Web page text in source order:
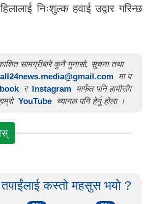
निःशुल्क हवाई उद्वार गरिन्छ
सामग्रीबारे कुनै गुनासो, सुचना तथा
मा प
र Instagram
मार्फत पनि हामीसँग
YouTube च्यानल पनि हेर्नु होला ।
कस्तो महसुस भयो ?